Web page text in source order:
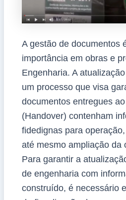
A gestão de documentos
importância em obras e
Engenharia. A
um processo que visa
documentos entregues
(Handover) contenham
fidedignas para
até mesmo ampliação da
Para garantir a
de engenharia com
construído, é necessário